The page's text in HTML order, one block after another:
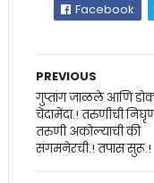
Facebook
PREVIOUS
गुप्तांग जाळले आणि
चेंदामेंदा.! तरुणीची
तरुणी अकोल्याची की
संगमनेरची.! तपास सुरू.!